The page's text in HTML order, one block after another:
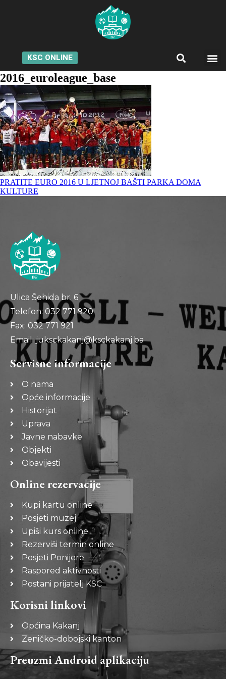
KSC ONLINE
2016_euroleague_base
PRATITE EURO 2016 U LJETNOJ BAŠTI PARKA DOMA
KULTURE
Ulica Šehida br. 6
Telefon: 032 771 920
Fax: 032 771 921
Email: juksckakanj@ksckakanj.ba
Servisne informacije
O nama
Opće informacije
Historijat
Uprava
Javne nabavke
Objekti
Obavijesti
Online rezervacije
Kupi kartu online
Posjeti muzej
Upiši kurs online
Rezerviši termin online
Posjeti Ponijere
Raspored aktivnosti
Postani prijatelj KSC
Korisni linkovi
Općina Kakanj
Zeničko-dobojski kanton
Preuzmi Android aplikaciju